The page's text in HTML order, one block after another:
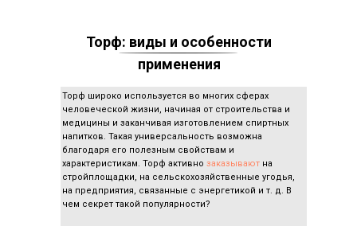
Торф: виды и особенности
применения
Торф широко используется во многих сферах
человеческой жизни, начиная от строительства и
медицины и заканчивая изготовлением спиртных
напитков. Такая универсальность возможна
благодаря его полезным свойствам и
характеристикам. Торф активно заказывают на
стройплощадки, на сельскохозяйственные угодья,
на предприятия, связанные с энергетикой и т. д. В
чем секрет такой популярности?